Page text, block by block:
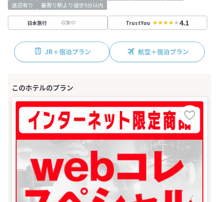
送迎有り
最寄り駅より徒歩5分以内
日本旅行 収集中 TrustYou 4.1
JR＋宿泊プラン 航空＋宿泊プラン